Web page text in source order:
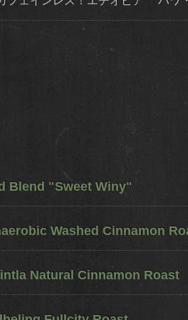
Blend "Sweet Winy"
Washed Cinnamon
Natural Cinnamon Roast